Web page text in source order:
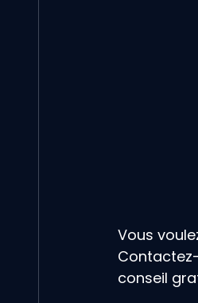
Vous
conseil